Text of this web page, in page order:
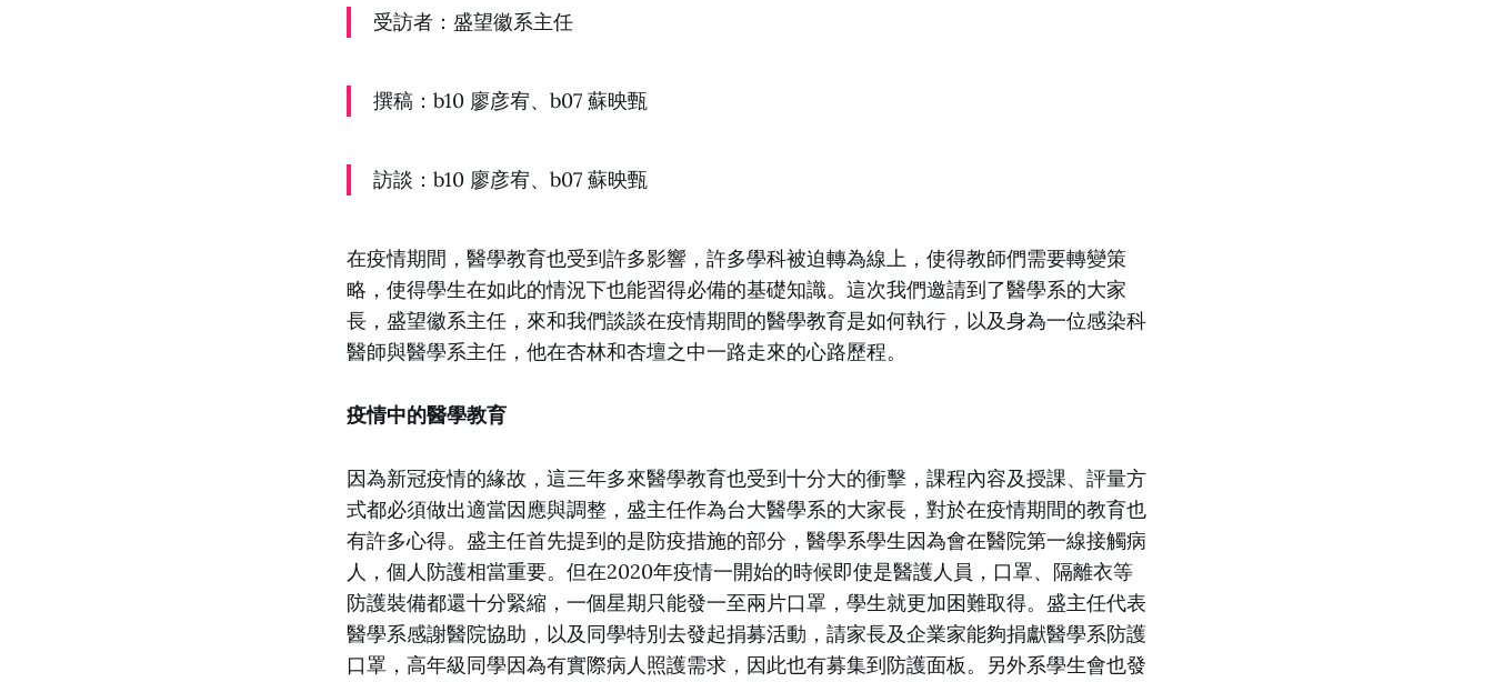
受訪者：盛望徽系主任
撰稿：b10 廖彦宥、b07 蘇映甄
訪談：b10 廖彦宥、b07 蘇映甄
在疫情期間，醫學教育也受到許多影響，許多學科被迫轉為線上，使得教師們需要轉變策
略，使得學生在如此的情況下也能習得必備的基礎知識。這次我們邀請到了醫學系的大家
長，盛望徽系主任，來和我們談談在疫情期間的醫學教育是如何執行，以及身為一位感染科
醫師與醫學系主任，他在杏林和杏壇之中一路走來的心路歷程。
疫情中的醫學教育
因為新冠疫情的緣故，這三年多來醫學教育也受到十分大的衝擊，課程內容及授課、評量方
式都必須做出適當因應與調整，盛主任作為台大醫學系的大家長，對於在疫情期間的教育也
有許多心得。盛主任首先提到的是防疫措施的部分，醫學系學生因為會在醫院第一線接觸病
人，個人防護相當重要。但在2020年疫情一開始的時候即使是醫護人員，口罩、隔離衣等
防護裝備都還十分緊縮，一個星期只能發一至兩片口罩，學生就更加困難取得。盛主任代表
醫學系感謝醫院協助，以及同學特別去發起捐募活動，請家長及企業家能夠捐獻醫學系防護
口罩，高年級同學因為有實際病人照護需求，因此也有募集到防護面板。另外系學生會也發